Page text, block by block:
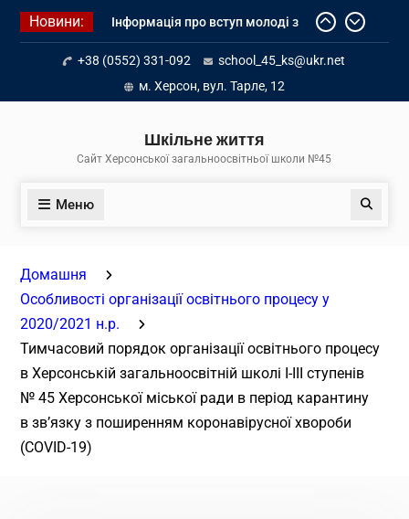
Перейти
Новини:
Інформація про вступ молоді з
тимчасово окупованих територій
до українських закладів освіти
Літнє оздоровлення у Німеччині
Діалог з бізнесом
+38 (0552) 331-092
school_45_ks@ukr.net
м. Херсон, вул. Тарле, 12
Шкільне життя
Сайт Херсонської загальноосвітньої школи №45
Меню Пошук
Домашня
Особливості організації освітнього процесу у
2020/2021 н.р.
Тимчасовий порядок організації освітнього процесу
в Херсонській загальноосвітній школі І-ІІІ ступенів
№ 45 Херсонської міської ради в період карантину
в зв’язку з поширенням коронавірусної хвороби
(COVID-19)